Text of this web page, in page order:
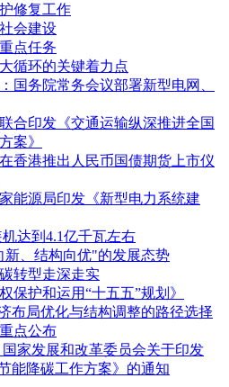
修复工作
会建设
点任务
循环的关键着力点
国务院常务会议部署新型电网、
合印发《交通运输纵深推进全国
案》
香港推出人民币国债期货上市仪
能源局印发《新型电力系统建
达到4.1亿千瓦左右
、结构向优"的发展态势
转型走深走实
保护和运用“十五五”规划》
布局优化与结构调整的路径选择
点公布
家发展和改革委员会关于印发
能降碳工作方案》的通知